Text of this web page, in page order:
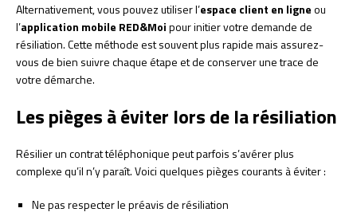
Alternativement, vous pouvez utiliser l’espace client en ligneou
l’application mobile RED&Moipour initier votre demande de
résiliation. Cette méthode est souvent plus rapide mais assurez-
vous de bien suivre chaque étape et de conserver une trace de
votre démarche.
Les pièges à éviter lors de la résiliation
Résilier un contrat téléphonique peut parfois s’avérer plus
complexe qu’il n’y paraît. Voici quelques pièges courants à éviter :
Ne pas respecter le préavis de résiliation